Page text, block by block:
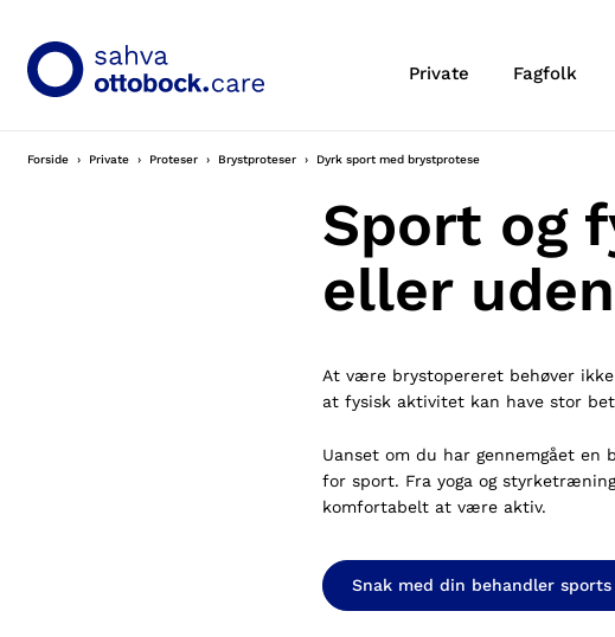
Private Fagfolk
Forside Private Proteser Brystproteser Dyrk sport med brystprotese
Sport og
eller
At være brystopereret behøver
at fysisk aktivitet kan have stor
Uanset om du har gennemgået
for sport. Fra yoga og
komfortabelt at være aktiv.
Snak med din behandler